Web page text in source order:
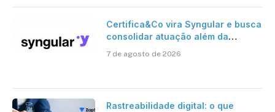
Certifica&Co vira Syngular e busca
consolidar atuação além da
7 de agosto de 2026
Rastreabilidade digital: o que